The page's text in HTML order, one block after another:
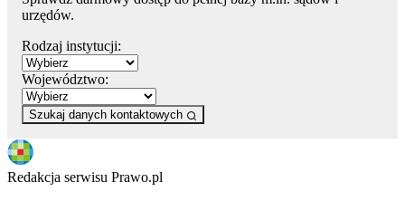
urzędów.
Rodzaj instytucji:
Województwo:
Szukaj danych kontaktowych
Redakcja serwisu Prawo.pl